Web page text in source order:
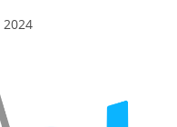
2024